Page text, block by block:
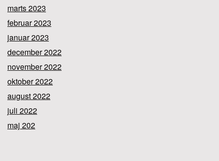
marts 2023
februar 2023
januar 2023
december 2022
november 2022
oktober 2022
august 2022
juli 2022
maj 202